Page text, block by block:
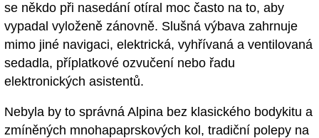
se někdo při nasedání otíral moc často na to, aby
vypadal vyloženě zánovně. Slušná výbava zahrnuje
mimo jiné navigaci, elektrická, vyhřívaná a ventilovaná
sedadla, příplatkové ozvučení nebo řadu
elektronických asistentů.
Nebyla by to správná Alpina bez klasického bodykitu a
zmíněných mnohapaprskových kol, tradiční polepy na